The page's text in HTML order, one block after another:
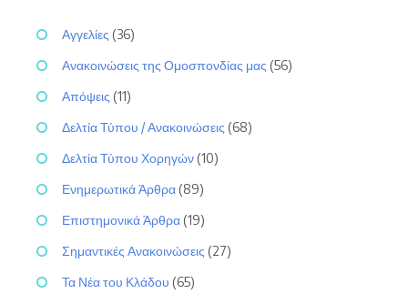
Αγγελίες (36)
Ανακοινώσεις της Ομοσπονδίας μας (56)
Απόψεις (11)
Δελτία Τύπου / Ανακοινώσεις (68)
Δελτία Τύπου Χορηγών (10)
Ενημερωτικά Άρθρα (89)
Επιστημονικά Άρθρα (19)
Σημαντικές Ανακοινώσεις (27)
Τα Νέα του Κλάδου (65)